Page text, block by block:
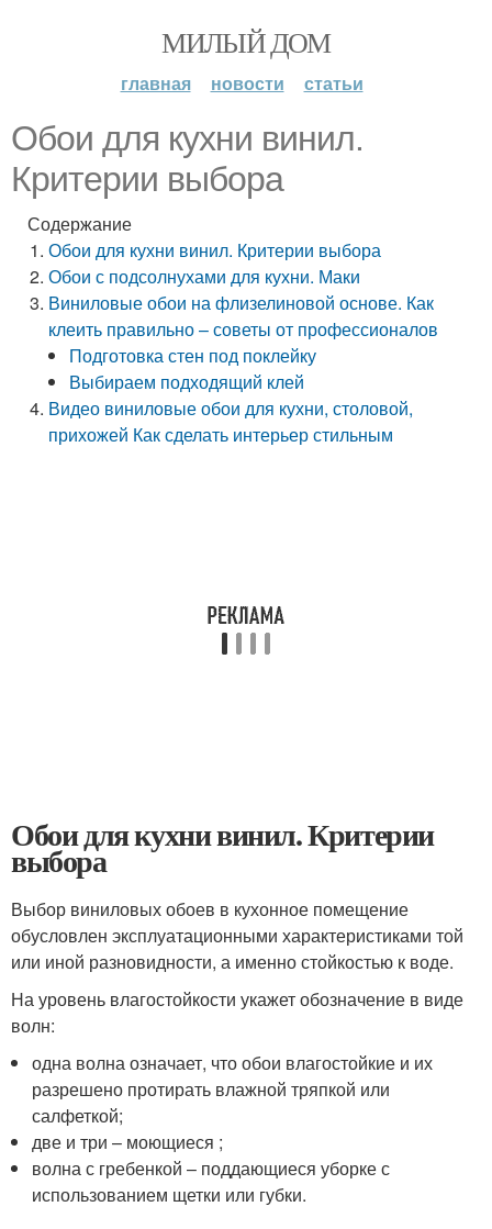
МИЛЫЙ ДОМ
главная новости статьи
Обои для кухни винил.
Критерии выбора
Содержание
Обои для кухни винил. Критерии выбора
Обои с подсолнухами для кухни. Маки
Виниловые обои на флизелиновой основе. Как
клеить правильно – советы от профессионалов
Подготовка стен под поклейку
Выбираем подходящий клей
Видео виниловые обои для кухни, столовой,
прихожей Как сделать интерьер стильным
Обои для кухни винил. Критерии
выбора
Выбор виниловых обоев в кухонное помещение
обусловлен эксплуатационными характеристиками той
или иной разновидности, а именно стойкостью к воде.
На уровень влагостойкости укажет обозначение в виде
волн:
одна волна означает, что обои влагостойкие и их
разрешено протирать влажной тряпкой или
салфеткой;
две и три – моющиеся ;
волна с гребенкой – поддающиеся уборке с
использованием щетки или губки.